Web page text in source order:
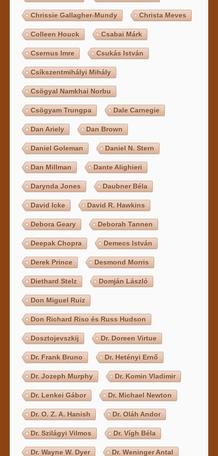
Chrissie Gallagher-Mundy Christa Meves
Colleen Houck Csabai Márk
Csernus Imre Csukás István
Csíkszentmihályi Mihály
Csögyal Namkhai Norbu
Csögyam Trungpa Dale Carnegie
Dan Ariely Dan Brown
Daniel Goleman Daniel N. Stern
Dan Millman Dante Alighieri
Darynda Jones Daubner Béla
David Icke David R. Hawkins
Debora Geary Deborah Tannen
Deepak Chopra Demecs István
Derek Prince Desmond Morris
Diethard Stelz Domján László
Don Miguel Ruiz
Don Richard Riso és Russ Hudson
Dosztojevszkij Dr. Doreen Virtue
Dr. Frank Bruno Dr. Hetényi Ernő
Dr. Jozeph Murphy Dr. Komin Vladimir
Dr. Lenkei Gábor Dr. Michael Newton
Dr. O. Z. A. Hanish Dr. Oláh Andor
Dr. Szilágyi Vilmos Dr. Vígh Béla
Dr. Wayne W. Dyer Dr. Weninger Antal